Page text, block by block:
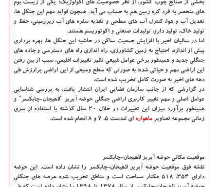
بخشی از صنایع چوب کشور، از نظر خصوصیت های اکولوژیک؛ یکی از زیست بوم
های منحصر به فرد کره زمین هم به حساب می آید. همچون فواید مهم این جنگل ها،
تعدیل آب و هوا، کنترل آب های سطحی و تغذیه سفره های آب زیرزمینی، حفظ و
تولید خاک، تولید دارو، تولیدات صنعتی و اکوتوریسم هستند.
اما در سالیان اخیر با افزایش جمعیت ساکن در حاشیه این جنگل ها، بهره برداری
بیش از اندازه، احتیاج به زمین کشاورزی، راه اندازی راه های دسترسی و جاده های
جنگلی جدید و همینطور برخی عوامل طبیعی نظیر تغییرات اقلیمی، سبب از بین رفتن
این اراضی مهم و حیاتی شده؛ به صورتی که سطح وسیعی از این اراضی پرارزش طی
دهه های اخیر به صورت کامل تخریب شده است.
در گزارشی که از جانب سازمان فضایی ایران انتشار یافت، به بررسی شناسایی
عوامل اصلی و مهم تغییر کاربری اراضی جنگلی حوضه آبریز "لاهیجان-چابکسر" و
همینطور برآورد میزان این تغییرات در خلال ۲۰ سال گذشته با استفاده از سری
زمانی مجموعه تصاویر ماهواره ای لندست ۵، ۷ و ۸ انجام شده است.
موقعیت مکانی حوضه آبریز لاهیجان-چابکسر
نقشه فوق موقعیت حوضه آبریز لاهیجان-چابکسر را نشان داده است. این حوضه
دارای ۳۵۴، ۵۱۸ هکتار مساحت است و مناطق تخریب شده عرصه های جنگلی